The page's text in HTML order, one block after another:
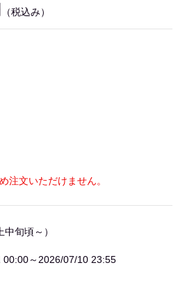
（税込み）
注文いただけません。
旬頃～）
00:00～2026/07/10 23:55